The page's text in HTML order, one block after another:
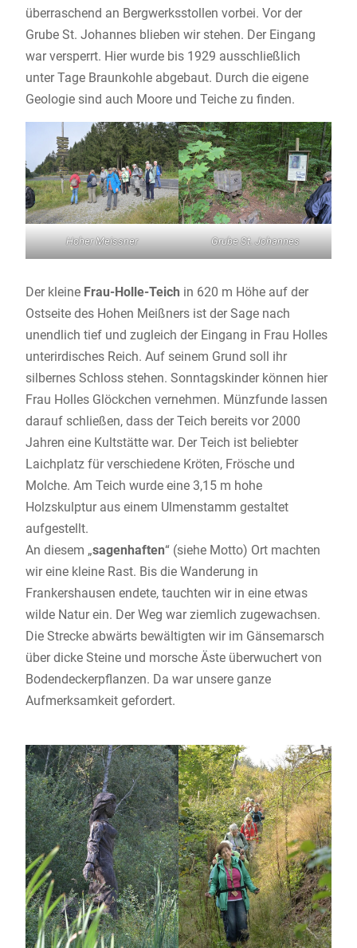
überraschend an Bergwerksstollen vorbei. Vor der
Grube St. Johannes blieben wir stehen. Der Eingang
war versperrt. Hier wurde bis 1929 ausschließlich
unter Tage Braunkohle abgebaut. Durch die eigene
Geologie sind auch Moore und Teiche zu finden.
Hoher Meissner Grube St. Johannes
Der kleine Frau-Holle-Teich in 620 m Höhe auf der
Ostseite des Hohen Meißners ist der Sage nach
unendlich tief und zugleich der Eingang in Frau Holles
unterirdisches Reich. Auf seinem Grund soll ihr
silbernes Schloss stehen. Sonntagskinder können hier
Frau Holles Glöckchen vernehmen. Münzfunde lassen
darauf schließen, dass der Teich bereits vor 2000
Jahren eine Kultstätte war. Der Teich ist beliebter
Laichplatz für verschiedene Kröten, Frösche und
Molche. Am Teich wurde eine 3,15 m hohe
Holzskulptur aus einem Ulmenstamm gestaltet
aufgestellt.
An diesem „sagenhaften“ (siehe Motto) Ort machten
wir eine kleine Rast. Bis die Wanderung in
Frankershausen endete, tauchten wir in eine etwas
wilde Natur ein. Der Weg war ziemlich zugewachsen.
Die Strecke abwärts bewältigten wir im Gänsemarsch
über dicke Steine und morsche Äste überwuchert von
Bodendeckerpflanzen. Da war unsere ganze
Aufmerksamkeit gefordert.